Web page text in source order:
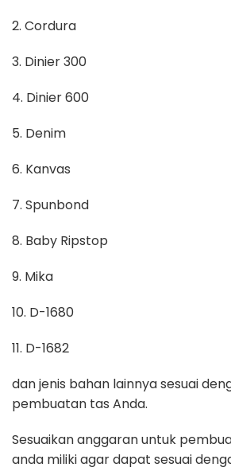
2. Cordura
3. Dinier 300
4. Dinier 600
5. Denim
6. Kanvas
7. Spunbond
8. Baby Ripstop
9. Mika
10. D-1680
11. D-1682
dan jenis bahan lainnya sesuai
pembuatan tas Anda.
Sesuaikan anggaran untuk
anda miliki agar dapat sesuai